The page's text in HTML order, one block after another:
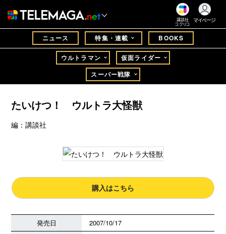
講談社
コクリコ
マイページ
ニュース 特集・連載 BOOKS
ウルトラマン
仮面ライダー
スーパー戦隊
たいけつ！ ウルトラ大怪獣
編：講談社
購入はこちら
発売日
2007/10/17